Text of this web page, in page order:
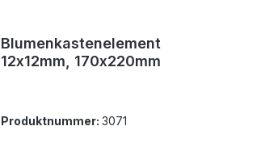
Blumenkastenelement
12x12mm, 170x220mm
Produktnummer: 3071